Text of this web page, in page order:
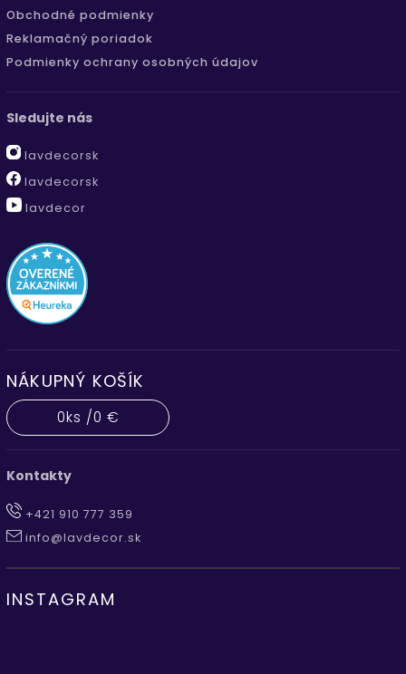
Obchodné podmienky
Reklamačný poriadok
Podmienky ochrany osobných údajov
Sledujte nás
lavdecorsk
lavdecorsk
lavdecor
NÁKUPNÝ KOŠÍK
0ks /0 €
Kontakty
+421 910 777 359
info@lavdecor.sk
INSTAGRAM